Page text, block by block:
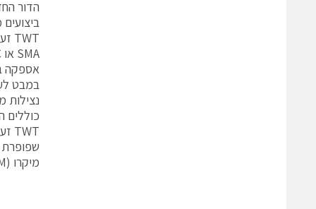
אספקה
מיקרו (MPM), ליישומי מכ"מ וליישומי מכ"מ מפתח סינתטי (SAR).